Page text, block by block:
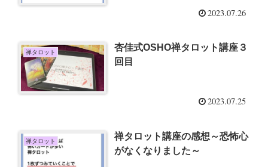
2023.07.26
禅タロット
杏佳式OSHO禅タロット講座３
回目
2023.07.25
禅タロット
禅タロット講座の感想～恐怖心
がなくなりました～